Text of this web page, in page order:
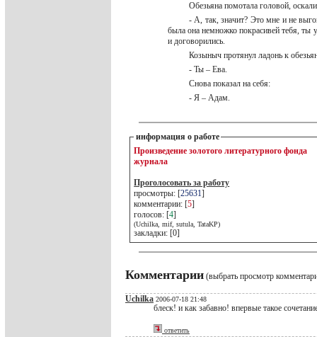
Обезьяна помотала головой,
- А, так, значит? Это мне и не
была она немножко покрасивей тебя, ты
и договорились.
Козыныч протянул ладонь к
- Ты – Ева.
Снова показал на себя:
- Я – Адам.
информация о работе
Произведение золотого литературного фонда
журнала
Проголосовать за работу
просмотры: [25631]
комментарии: [5]
голосов: [4]
(Uchilka, mif, sutula, TataKP)
закладки: [0]
Комментарии (выбрать просмотр
Uchilka 2006-07-18 21:48
блеск! и как забавно! впервые такое
ответить